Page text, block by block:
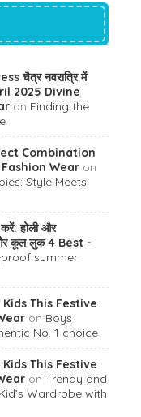
चैत्र नवरात्रि में
2025 Divine
on Finding the
Combination
Wear on
Style Meets
करें: होली और
और कूल लुक 4 Best -
summer
This Festive
on Boys
No. 1 choice
This Festive
on Trendy and
Wardrobe with